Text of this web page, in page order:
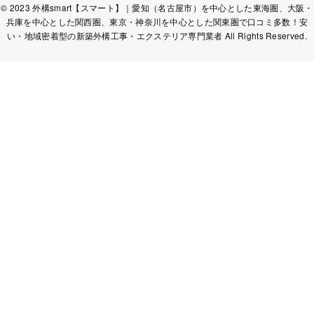
© 2023 外構smart【スマート】｜愛知（名古屋市）を中心とした東海圏、大阪・
兵庫を中心とした関西圏、東京・神奈川を中心とした関東圏で口コミ多数！安
い・地域密着型の新築外構工事・エクステリア専門業者 All Rights Reserved.